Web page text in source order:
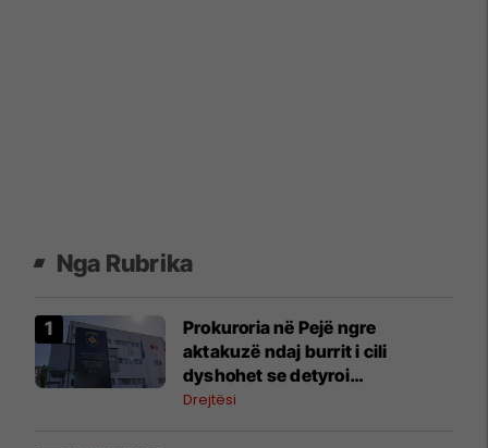
Nga Rubrika
Prokuroria në Pejë ngre
aktakuzë ndaj burrit i cili
dyshohet se detyroi
bashkëshorten e tij të kryejë
Drejtësi